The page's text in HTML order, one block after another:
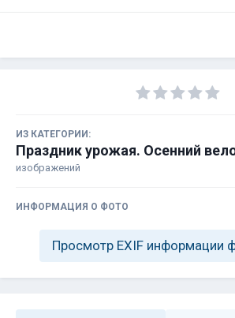
ИЗ КАТЕГОРИИ:
Праздник урожая. Осенний
изображений
ИНФОРМАЦИЯ О ФОТО
Просмотр EXIF информации